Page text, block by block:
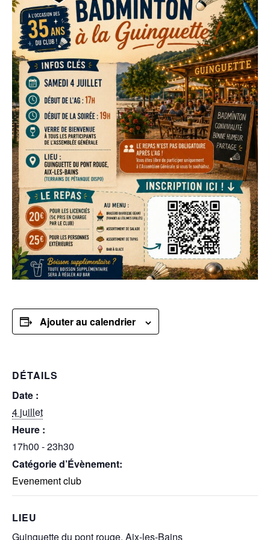
Ajouter au calendrier
DÉTAILS
Date :
4 juillet
Heure :
17h00 - 23h30
Catégorie d’Évènement:
Evenement club
LIEU
Guinguette du pont rouge, Aix-les-Bains